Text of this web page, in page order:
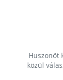
Huszonöt
közül